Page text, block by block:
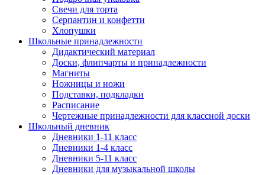
Свечи для торта
Серпантин и конфетти
Хлопушки
Школьные принадлежности
Дидактический материал
Доски, флипчарты и принадлежности
Магниты
Ножницы и ножи
Подставки, подкладки
Расписание
Чертежные принадлежности для классной доски
Школьный дневник
Дневники 1-11 класс
Дневники 1-4 класс
Дневники 5-11 класс
Дневники для музыкальной школы